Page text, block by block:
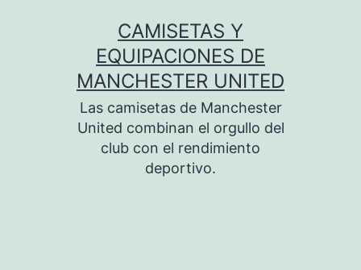
CAMISETAS Y
EQUIPACIONES DE
MANCHESTER UNITED
Las camisetas de Manchester
United combinan el orgullo del
club con el rendimiento
deportivo.